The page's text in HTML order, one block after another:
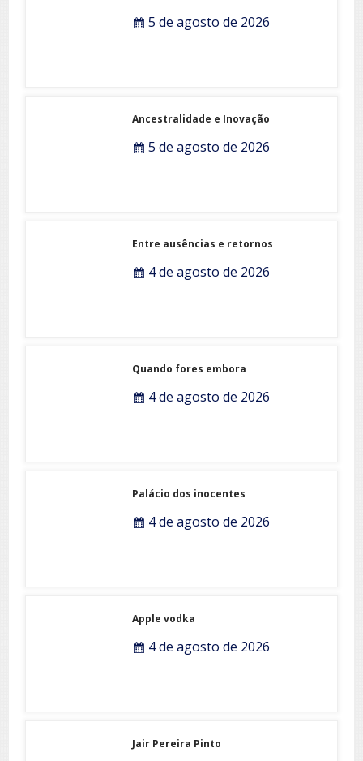
5 de agosto de 2026
Ancestralidade e Inovação
5 de agosto de 2026
Entre ausências e retornos
4 de agosto de 2026
Quando fores embora
4 de agosto de 2026
Palácio dos inocentes
4 de agosto de 2026
Apple vodka
4 de agosto de 2026
Jair Pereira Pinto